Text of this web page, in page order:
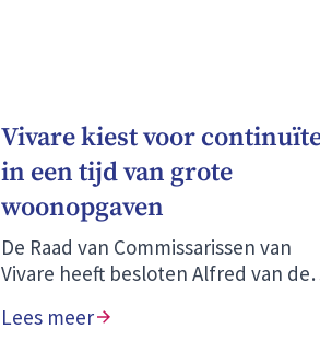
Vivare kiest voor
in een tijd van grote
woonopgaven
De Raad van Commissarissen van
Vivare heeft besloten Alfred van
als bestuurder.
Lees meer